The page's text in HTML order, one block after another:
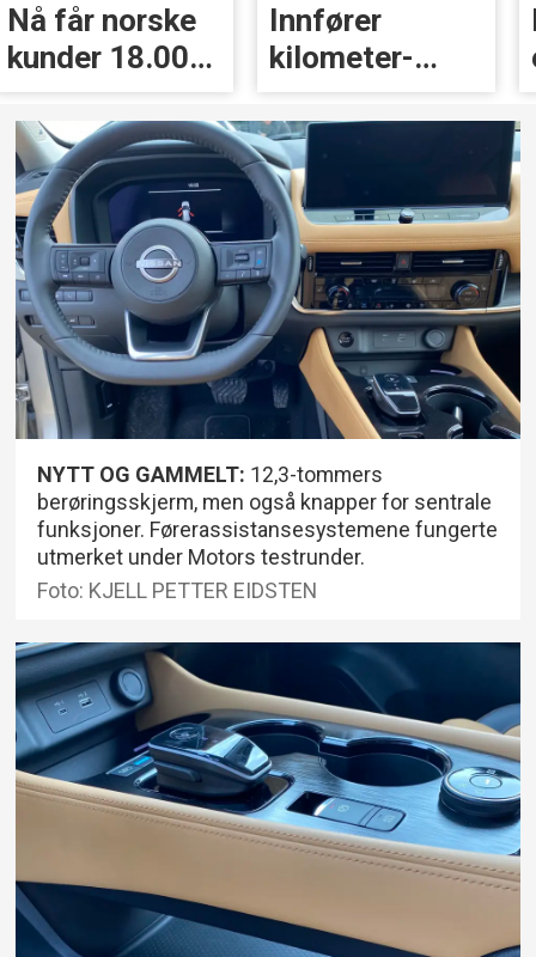
Innfører
kilometer­
avgift for
elbiler
Kjørte med
eksosanlegget
på taket (!)
NYTT OG GAMMELT: 12,3-tommers
berøringsskjerm, men også knapper for sentrale
funksjoner. Førerassistansesystemene fungerte
utmerket under Motors testrunder.
Foto: KJELL PETTER EIDSTEN